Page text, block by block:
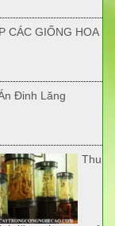
CÁC GIỐNG HOA
Đinh Lăng
Thu